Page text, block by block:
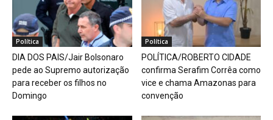
Política
DIA DOS PAIS/Jair Bolsonaro
pede ao Supremo autorização
para receber os filhos no
Domingo
Política
POLÍTICA/ROBERTO CIDADE
confirma Serafim Corrêa como
vice e chama Amazonas para
convenção